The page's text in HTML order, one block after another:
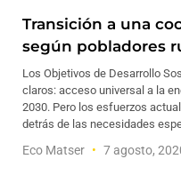
Transición a una
según pobladores
Los Objetivos de Desarrollo
claros: acceso universal a la
2030. Pero los esfuerzos
detrás de las necesidades
Eco Matser 7 agosto,